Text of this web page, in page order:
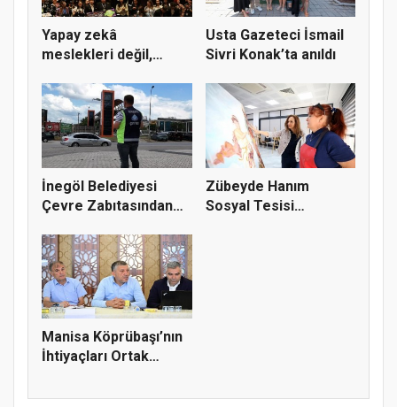
Yapay zekâ
meslekleri değil,
Usta Gazeteci İsmail
Sivri Konak’ta anıldı
İnegöl Belediyesi
Çevre Zabıtasından
Zübeyde Hanım
Sosyal Tesisi
Manisa Köprübaşı’nın
İhtiyaçları Ortak